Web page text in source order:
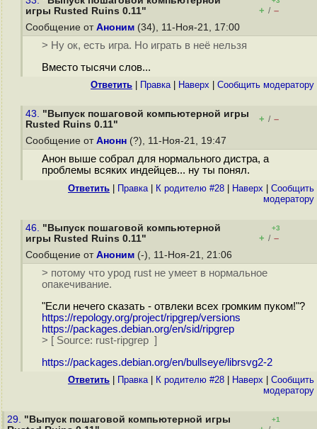
игры Rusted Ruins 0.11"
+ / –
Сообщение от Аноним (34), 11-Ноя-21, 17:00
> Ну ок, есть игра. Но играть в неё нельзя
Вместо тысячи слов...
Ответить Правка| Наверх Cообщить модератору
43. "Выпуск пошаговой компьютерной игры
Rusted Ruins 0.11"
+ / –
Сообщение от Анонн (?), 11-Ноя-21, 19:47
Анон выше собрал для нормального дистра, а
проблемы всяких индейцев... ну ты понял.
Ответить Правка| К родителю #28 Наверх
Cообщить
модератору
46. "Выпуск пошаговой компьютерной
игры Rusted Ruins 0.11"
+3
+ / –
Сообщение от Аноним (-), 11-Ноя-21, 21:06
> потому что урод rust не умеет в нормальное
опакечивание.
"Если нечего сказать - отвлеки всех громким пуком!"?
https://repology.org/project/ripgrep/versions
https://packages.debian.org/en/sid/ripgrep
> [ Source: rust-ripgrep ]
https://packages.debian.org/en/bullseye/librsvg2-2
Ответить Правка| К родителю #28 Наверх
Cообщить
модератору
29. "Выпуск пошаговой компьютерной игры
+1